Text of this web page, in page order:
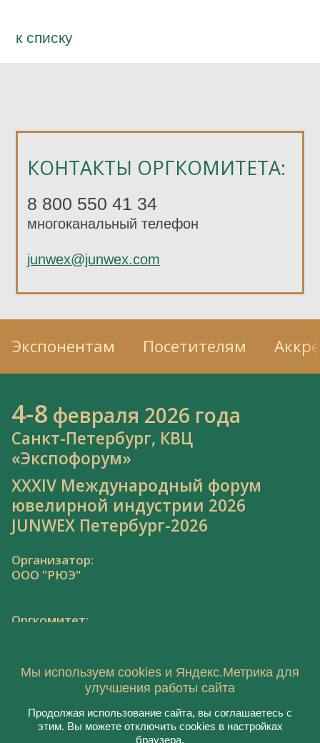
КОНТАКТЫ ОРГКОМИТЕТА:
8 800 550 41 34
многоканальный телефон
junwex@junwex.com
к спиcку
Экспонентам Посетителям
4-8 февраля 2026 года
Санкт-Петербург, КВЦ
«Экспофорум»
XXXIV Международный форум
ювелирной индустрии 2026
JUNWEX Петербург-2026
Организатор:
ООО "РЮЭ"
Оргкомитет:
© 2021, ООО "РЮЭ"
Мы используем cookies и Яндекс.Метрика для
улучшения работы сайта
Продолжая использование сайта, вы соглашаетесь с
этим. Вы можете отключить cookies в настройках
браузера.